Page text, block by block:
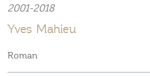
2001-2018
Yves Mahieu
Roman